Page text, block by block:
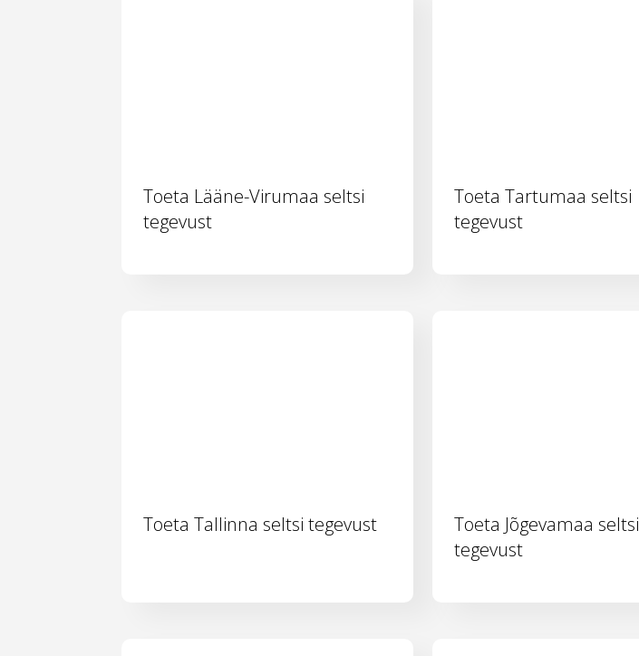
Toeta Lääne-Virumaa seltsi
tegevust
Toeta Tartumaa seltsi
tegevust
Toeta Tallinna seltsi tegevust
Toeta Jõgevamaa seltsi
tegevust